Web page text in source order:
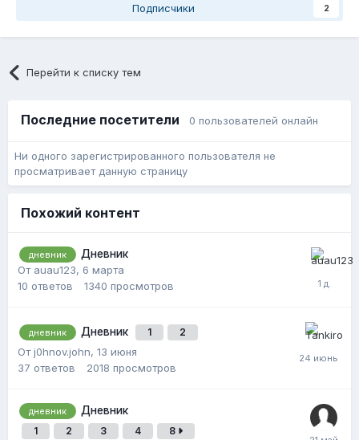
Подписчики 2
Перейти к списку тем
Последние посетители 0 пользователей онлайн
Ни одного зарегистрированного пользователя не
просматривает данную страницу
Похожий контент
дневник
Дневник
От auau123, 6 марта
10 ответов 1340 просмотров
дневник Дневник 1 2
От j0hnov.john, 13 июня
37 ответов 2018 просмотров
дневник Дневник
1 2 3 4 8